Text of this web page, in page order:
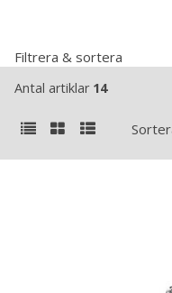
Filtrera & sortera
Antal artiklar 14